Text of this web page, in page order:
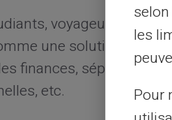
voyageurs
une solution
finances, séparation
etc.
les
Pour